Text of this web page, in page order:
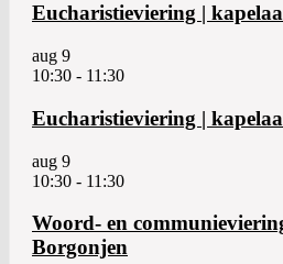
Eucharistieviering |
aug 9
10:30 - 11:30
Eucharistieviering |
aug 9
10:30 - 11:30
Woord- en
Borgonjen